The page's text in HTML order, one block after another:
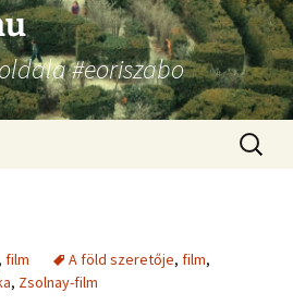
#eoriszabo
, film A föld szeretője, film,
, Zsolnay-film